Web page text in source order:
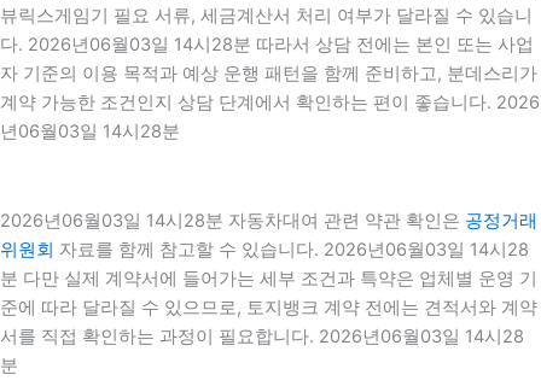
뷰릭스게임기 필요 서류, 세금계산서 처리 여부가 달라질 수 있습니
다. 2026년06월03일 14시28분 따라서 상담 전에는 본인 또는 사업
자 기준의 이용 목적과 예상 운행 패턴을 함께 준비하고, 분데스리가
계약 가능한 조건인지 상담 단계에서 확인하는 편이 좋습니다. 2026
년06월03일 14시28분
2026년06월03일 14시28분 자동차대여 관련 약관 확인은 공정거래
위원회 자료를 함께 참고할 수 있습니다. 2026년06월03일 14시28
분 다만 실제 계약서에 들어가는 세부 조건과 특약은 업체별 운영 기
준에 따라 달라질 수 있으므로, 토지뱅크 계약 전에는 견적서와 계약
서를 직접 확인하는 과정이 필요합니다. 2026년06월03일 14시28
분